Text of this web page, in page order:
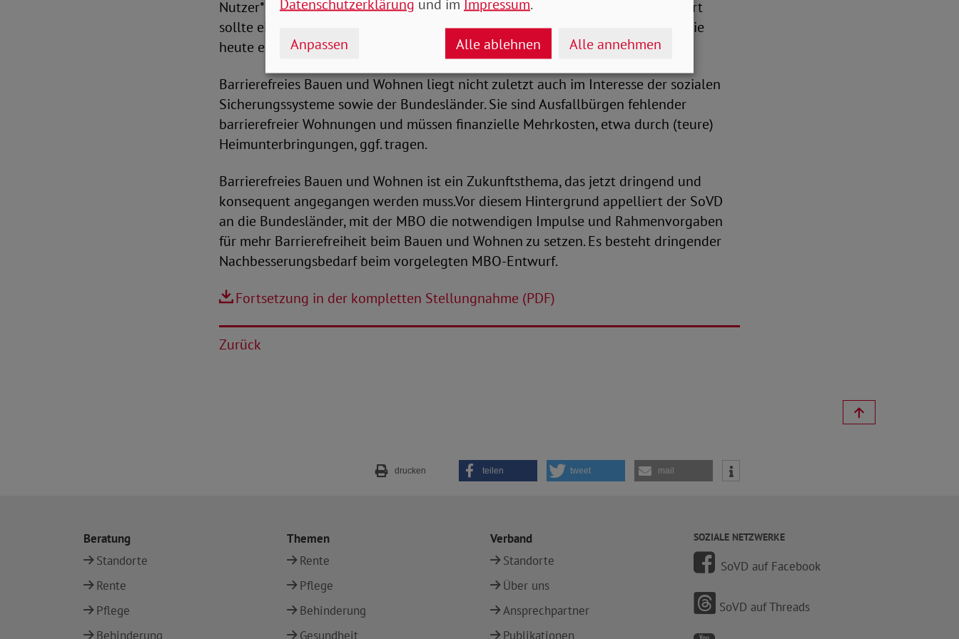
Nutzer*innen in allen Altersklassen und Lebenslagen profitieren. Dieser Komfort
sollte ein selbstverständlicher Standard für jede Wohnung werden, genauso wie
heute eine Innentoilette in jeder Wohnung.
Barrierefreies Bauen und Wohnen liegt nicht zuletzt auch im Interesse der sozialen
Sicherungssysteme sowie der Bundesländer. Sie sind Ausfallbürgen fehlender
barrierefreier Wohnungen und müssen finanzielle Mehrkosten, etwa durch (teure)
Heimunterbringungen, ggf. tragen.
Barrierefreies Bauen und Wohnen ist ein Zukunftsthema, das jetzt dringend und
konsequent angegangen werden muss.Vor diesem Hintergrund appelliert der SoVD
an die Bundesländer, mit der MBO die notwendigen Impulse und Rahmenvorgaben
für mehr Barrierefreiheit beim Bauen und Wohnen zu setzen. Es besteht dringender
Nachbesserungsbedarf beim vorgelegten MBO-Entwurf.
Fortsetzung in der kompletten Stellungnahme (PDF)
Zurück
drucken teilen tweet mail
Beratung
Standorte
Rente
Pflege
Behinderung
Themen
Rente
Pflege
Behinderung
Gesundheit
Verband
Standorte
Über uns
Ansprechpartner
Publikationen
SOZIALE NETZWERKE
SoVD auf Facebook
SoVD auf Threads
Datenschutzerklärung und im Impressum.
Anpassen Alle ablehnen Alle annehmen